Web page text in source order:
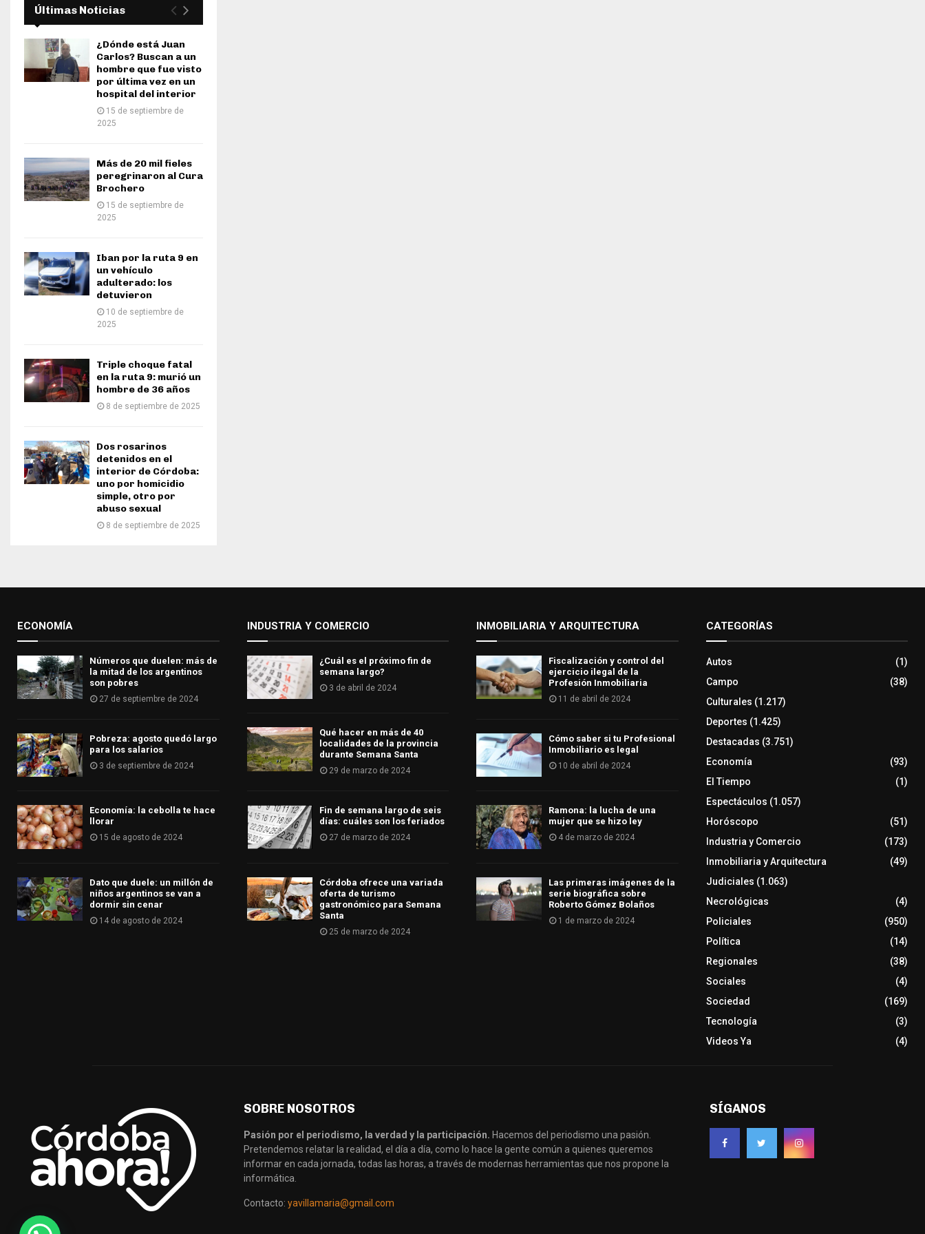
Últimas Noticias
¿Dónde está Juan
Carlos? Buscan a un
hombre que fue visto
por última vez en un
hospital del interior
15 de septiembre de
2025
Más de 20 mil fieles
peregrinaron al Cura
Brochero
15 de septiembre de
2025
Iban por la ruta 9 en
un vehículo
adulterado: los
detuvieron
10 de septiembre de
2025
Triple choque fatal
en la ruta 9: murió un
hombre de 36 años
8 de septiembre de 2025
Dos rosarinos
detenidos en el
interior de Córdoba:
uno por homicidio
simple, otro por
abuso sexual
8 de septiembre de 2025
ECONOMÍA
Números que duelen: más de
la mitad de los argentinos
son pobres
27 de septiembre de 2024
Pobreza: agosto quedó largo
para los salarios
3 de septiembre de 2024
Economía: la cebolla te hace
llorar
15 de agosto de 2024
Dato que duele: un millón de
niños argentinos se van a
dormir sin cenar
14 de agosto de 2024
INDUSTRIA Y COMERCIO
¿Cuál es el próximo fin de
semana largo?
3 de abril de 2024
Qué hacer en más de 40
localidades de la provincia
durante Semana Santa
29 de marzo de 2024
Fin de semana largo de seis
días: cuáles son los feriados
27 de marzo de 2024
Córdoba ofrece una variada
oferta de turismo
gastronómico para Semana
Santa
25 de marzo de 2024
INMOBILIARIA Y ARQUITECTURA
Fiscalización y control del
ejercicio ilegal de la
Profesión Inmobiliaria
11 de abril de 2024
Cómo saber si tu Profesional
Inmobiliario es legal
10 de abril de 2024
Ramona: la lucha de una
mujer que se hizo ley
4 de marzo de 2024
Las primeras imágenes de la
serie biográfica sobre
Roberto Gómez Bolaños
1 de marzo de 2024
CATEGORÍAS
Autos
(1)
Campo
(38)
Culturales (1.217)
Deportes (1.425)
Destacadas (3.751)
Economía
(93)
El Tiempo
(1)
Espectáculos (1.057)
Horóscopo
(51)
Industria y Comercio
(173)
Inmobiliaria y Arquitectura
(49)
Judiciales (1.063)
Necrológicas
(4)
Policiales
(950)
Política
(14)
Regionales
(38)
Sociales
(4)
Sociedad
(169)
Tecnología
(3)
Videos Ya
(4)
SOBRE NOSOTROS
Pasión por el periodismo, la verdad y la participación. Hacemos del periodismo una pasión.
Pretendemos relatar la realidad, el día a día, como lo hace la gente común a quienes queremos
informar en cada jornada, todas las horas, a través de modernas herramientas que nos propone la
informática.
Contacto: yavillamaria@gmail.com
SÍGANOS